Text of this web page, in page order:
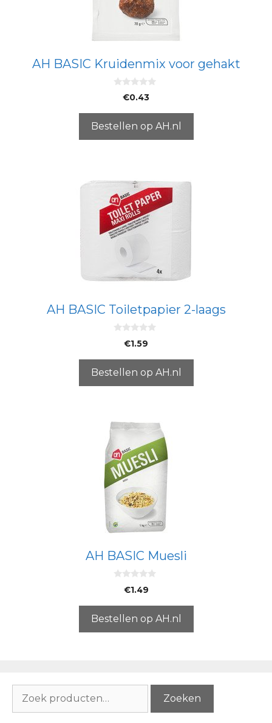
AH BASIC Kruidenmix voor gehakt
5
€0.43
Bestellen op AH.nl
AH BASIC Toiletpapier 2-laags
5
€1.59
Bestellen op AH.nl
AH BASIC Muesli
5
€1.49
Bestellen op AH.nl
naar:
Zoeken